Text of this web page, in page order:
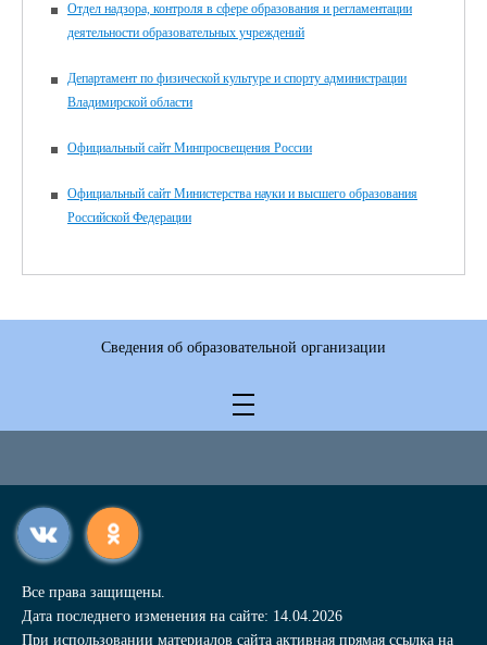
Отдел надзора, контроля в сфере образования и регламентации
деятельности образовательных учреждений
Департамент по физической культуре и спорту администрации
Владимирской области
Официальный сайт Минпросвещения России
Официальный сайт Министерства науки и высшего образования
Российской Федерации
Сведения об образовательной организации
Все права защищены.
Дата последнего изменения на сайте: 14.04.2026
При использовании материалов сайта активная прямая ссылка на